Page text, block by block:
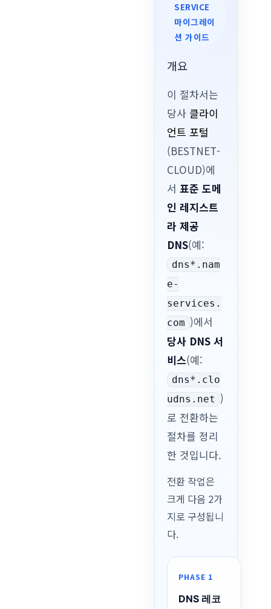
SERVICE
마이그레이
션 가이드
개요
이 절차서는
당사 클라이
언트 포털
(BESTNET-
CLOUD)에
서표준 도메
인 레지스트
라 제공
DNS(예:
dns*.nam
e-
services.
com )에서
당사 DNS 서
비스(예:
dns*.clo
udns.net
)
로 전환하는
절차를 정리
한 것입니다.
전환 작업은
크게 다음 2가
지로 구성됩니
다.
PHASE 1
DNS 레코